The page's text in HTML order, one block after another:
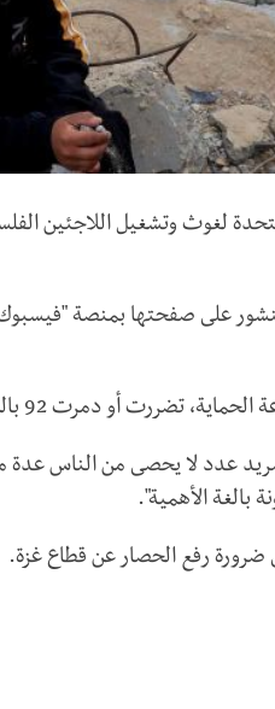
على صفحتها بمنصة
تضررت أو دمرت 92 بالمئة من المنازل".
عدد لا يحصى من الناس عدة
بالغة الأهمية".
ضرورة رفع الحصار عن قطاع غزة.